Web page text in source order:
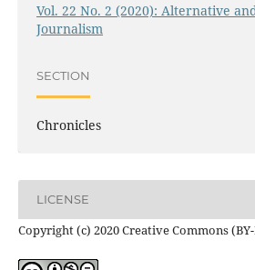
Vol. 22 No. 2 (2020): Alternative
Journalism
SECTION
Chronicles
LICENSE
Copyright (c) 2020 Creative Commons